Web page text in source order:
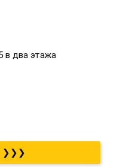
в два этажа
❯❯❯